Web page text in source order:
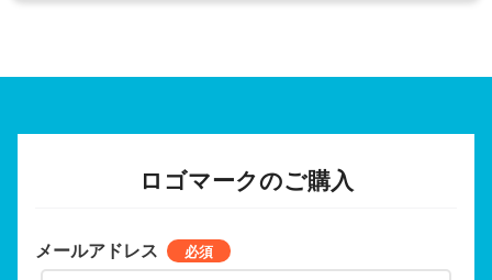
ロゴマークのご購入
メールアドレス